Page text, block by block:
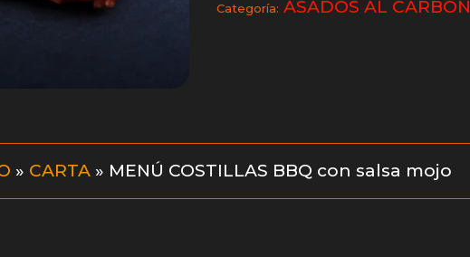
Categoría: ASADOS AL CARBÓN
» CARTA » MENÚ COSTILLAS BBQ con salsa mojo